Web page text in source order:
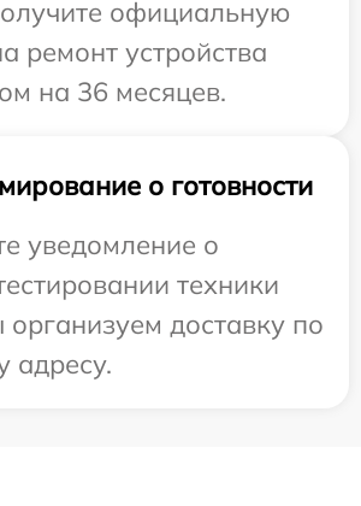
официальную
ремонт устройства
на 36 месяцев.
о готовности
уведомление о
техники
доставку по
адресу.